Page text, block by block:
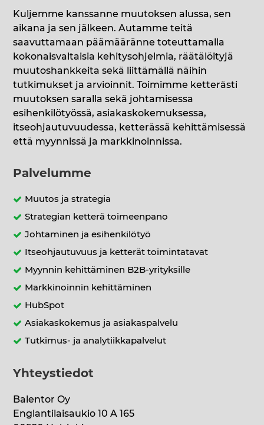
Kuljemme kanssanne muutoksen alussa, sen
aikana ja sen jälkeen. Autamme teitä
saavuttamaan päämääränne toteuttamalla
kokonaisvaltaisia kehitysohjelmia, räätälöityjä
muutoshankkeita sekä liittämällä näihin
tutkimukset ja arvioinnit. Toimimme ketterästi
muutoksen saralla sekä johtamisessa
esihenkilötyössä, asiakaskokemuksessa,
itseohjautuvuudessa, ketterässä kehittämisessä
että myynnissä ja markkinoinnissa.
Palvelumme
Muutos ja strategia
Strategian ketterä toimeenpano
Johtaminen ja esihenkilötyö
Itseohjautuvuus ja ketterät toimintatavat
Myynnin kehittäminen B2B-yrityksille
Markkinoinnin kehittäminen
HubSpot
Asiakaskokemus ja asiakaspalvelu
Tutkimus- ja analytiikkapalvelut
Yhteystiedot
Balentor Oy
Englantilaisaukio 10 A 165